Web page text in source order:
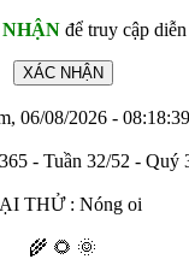
để truy cập diễn
06/08/2026 - 08:18:39
- Tuần 32/52 - Quý
THỬ : Nóng oi
🌾 🌻 🌞